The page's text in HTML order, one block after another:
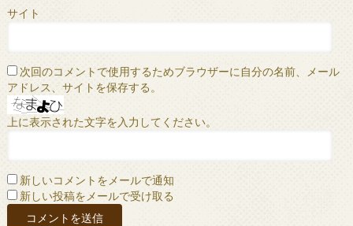
サイト
次回のコメントで使用するためブラウザーに自分の名前、メール
アドレス、サイトを保存する。
上に表示された文字を入力してください。
新しいコメントをメールで通知
新しい投稿をメールで受け取る